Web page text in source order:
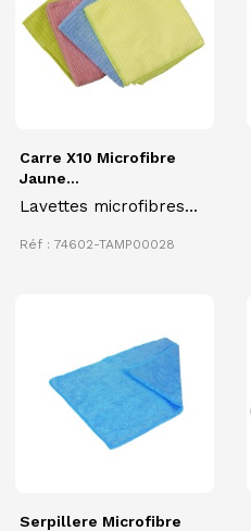
Carre X10 Microfibre
Jaune...
Lavettes microfibres
Réf : 74602-TAMP00028
Serpillere Microfibre